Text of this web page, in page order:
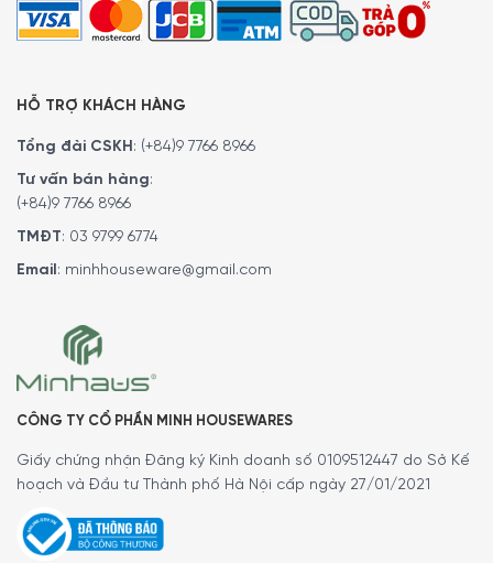
Bảo hành bằng thẻ bảo hành chính hãng từ công ty.
Hàng đúng nguồn gốc, chính hãng, nhập khẩu Đức & EU.
Ngoài ra quý khách có thể tham khảo thêm các sản
phẩm nồi, bộ nồikhác.Tại đây.
tìm hiểu về các tính năng của các sản phẩm gia dụng.
dung thú vị. Quý khách có thể theo dõi kênh youtube
bằng liên kếttại đây
HỖ TRỢ KHÁCH HÀNG
Tổng đài CSKH : (+84)9 7766 8966
Tư vấn bán hàng:
(+84)9 7766 8966
TMĐT: 03 9799 6774
Email : minhhouseware@gmail.com
CÔNG TY CỔ PHẦN MINH HOUSEWARES
Giấy chứng nhận Đăng ký Kinh doanh số 0109512447 do Sở Kế
hoạch và Đầu tư Thành phố Hà Nội cấp ngày 27/01/2021